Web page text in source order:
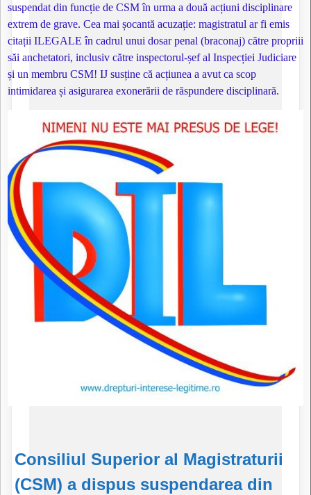
suspendat din funcție de CSM în urma a două acțiuni disciplinare
extrem de grave. Cea mai șocantă acuzație: magistratul ar fi emis
citații ILEGALE în cadrul unui dosar penal (braconaj) către propriii
săi anchetatori, inclusiv către inspectorul-șef al Inspecției Judiciare
și un membru CSM! IJ susține că acțiunea a avut ca scop
intimidarea și asigurarea exonerării de răspundere disciplinară.
Consiliul Superior al Magistraturii
(CSM) a dispus suspendarea din